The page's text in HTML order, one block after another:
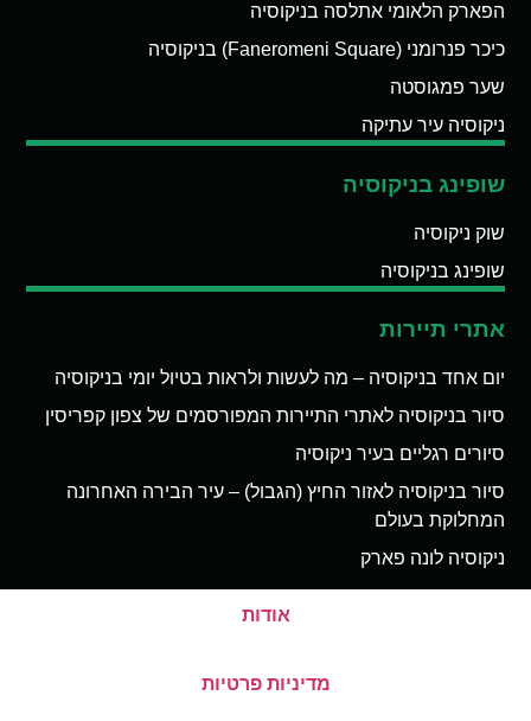
הפארק הלאומי אתלסה בניקוסיה
כיכר פנרומני (Faneromeni Square) בניקוסיה
שער פמגוסטה
ניקוסיה עיר עתיקה
שופינג בניקוסיה
שוק ניקוסיה
שופינג בניקוסיה
אתרי תיירות
יום אחד בניקוסיה – מה לעשות ולראות בטיול יומי בניקוסיה
סיור בניקוסיה לאתרי התיירות המפורסמים של צפון קפריסין
סיורים רגליים בעיר ניקוסיה
סיור בניקוסיה לאזור החיץ (הגבול) – עיר הבירה האחרונה
המחלוקת בעולם
ניקוסיה לונה פארק
אודות
מדיניות פרטיות